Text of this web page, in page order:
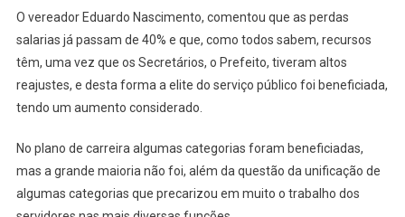
O vereador Eduardo Nascimento, comentou que as perdas
salarias já passam de 40% e que, como todos sabem, recursos
têm, uma vez que os Secretários, o Prefeito, tiveram altos
reajustes, e desta forma a elite do serviço público foi beneficiada,
tendo um aumento considerado.
No plano de carreira algumas categorias foram beneficiadas,
mas a grande maioria não foi, além da questão da unificação de
algumas categorias que precarizou em muito o trabalho dos